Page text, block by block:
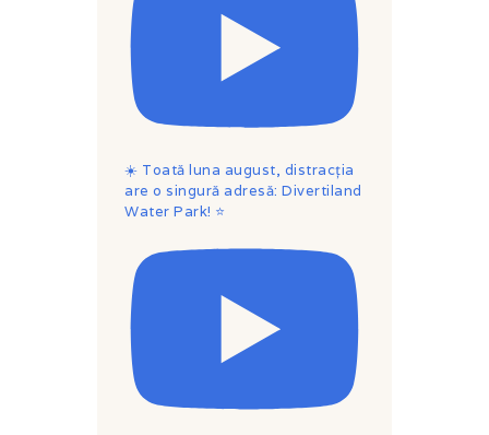
☀️ Toată luna august, distracția
are o singură adresă: Divertiland
Water Park! ⭐